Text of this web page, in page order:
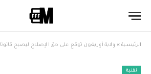
الرئيسية » ولاية أوريغون توقع على حق الإصلاح ليصبح قانونًا
تقنية